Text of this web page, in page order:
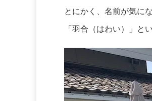
とにかく、名前が気に
「羽合（はわい）」と